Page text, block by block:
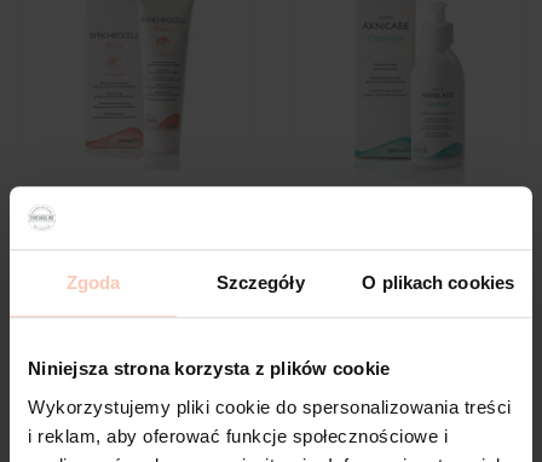
Zgoda Szczegóły O plikach cookies
Niniejsza strona korzysta z plików cookie
Wykorzystujemy pliki cookie do spersonalizowania treści
i reklam, aby oferować funkcje społecznościowe i
SYNCHROCELL® Body,
Zobacz produkty z kategorii 